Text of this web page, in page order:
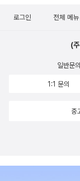
쟁이 아니거든이라며
로그인 전체 메뉴
(
일반문
1:1 문의
중